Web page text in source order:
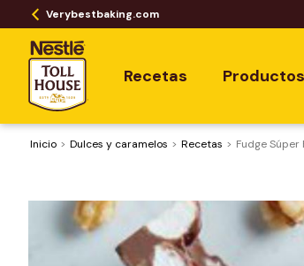
Verybestbaking.com
Recetas Productos
Inicio Dulces y caramelos Recetas Fudge Súper